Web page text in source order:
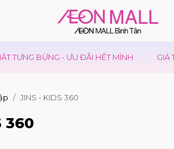
BỪNG - ƯU ĐÃI HẾT MÌNH GIÁ TRỊ
JINS - KIDS 360
360